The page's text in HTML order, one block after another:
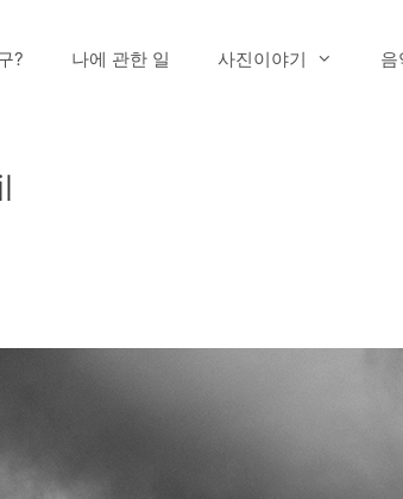
? 나에 관한 일 사진이야기 음